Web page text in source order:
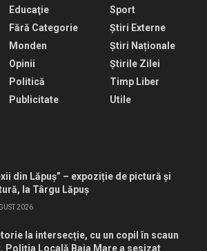
Educaţie
Fără Categorie
Monden
Opinii
Politică
Publicitate
Sport
Știri Externe
Știri Naționale
Știrile Zilei
Timp Liber
Utile
din Lăpuș” – expoziție de pictură și
la Târgu Lăpuș
2026
la intersecție, cu un copil în scaun
Poliția Locală Baia Mare a sesizat